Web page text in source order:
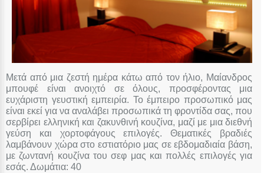
Μετά από μια ζεστή ημέρα κάτω από τον ήλιο, Μαίανδρος
μπουφέ είναι ανοιχτό σε όλους, προσφέροντας μια
ευχάριστη γευστική εμπειρία. Το έμπειρο προσωπικό μας
είναι εκεί για να αναλάβει προσωπικά τη φροντίδα σας, που
σερβίρει ελληνική και ζακυνθινή κουζίνα, μαζί με μια διεθνή
γεύση και χορτοφάγους επιλογές. Θεματικές βραδιές
λαμβάνουν χώρα στο εστιατόριο μας σε εβδομαδιαία βάση,
με ζωντανή κουζίνα του σεφ μας και πολλές επιλογές για
εσάς. Δωμάτια: 40